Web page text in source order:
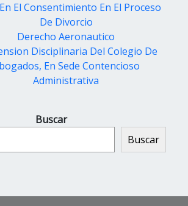
El Consentimiento En El Proceso
De Divorcio
Derecho Aeronautico
Disciplinaria Del Colegio De
En Sede Contencioso
Administrativa
Buscar
Buscar